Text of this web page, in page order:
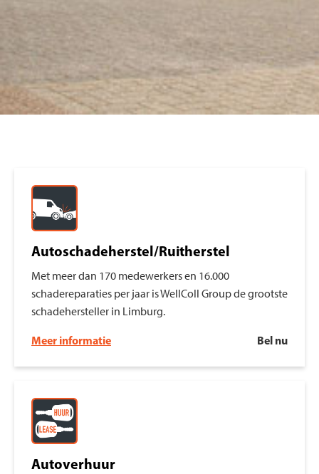
Autoschadeherstel/Ruitherstel
Met meer dan 170 medewerkers en 16.000
schadereparaties per jaar is WellColl Group de grootste
schadehersteller in Limburg.
Meer informatie Bel nu
Autoverhuur